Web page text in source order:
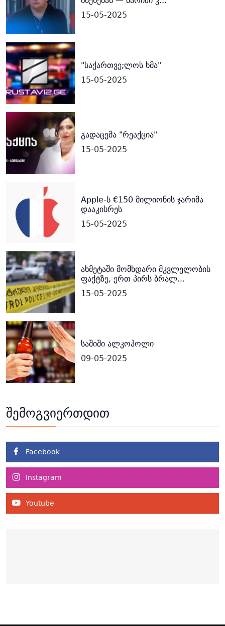
15-05-2025
"საქართვე;ლოს ხმა"
15-05-2025
გადაცემა "რეაქცია"
15-05-2025
Apple-ს €150 მილიონის ჯარიმა
დააკისრეს
15-05-2025
ახმეტაში მომხდარი მკვლელობის
ფაქტზე, ერთ პირს ბრალ...
15-05-2025
საშიში ალკოჰოლი
09-05-2025
შემოგვიერთდით
Facebook
Instagram
Youtube